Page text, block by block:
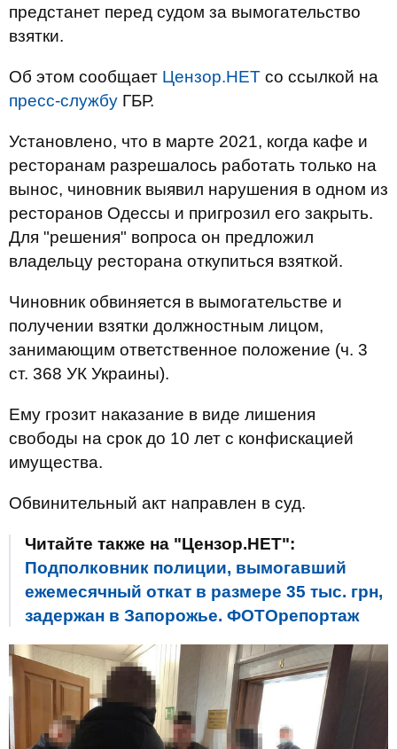
предстанет перед судом за вымогательство
взятки.
Об этом сообщает Цензор.НЕТ со ссылкой на
пресс-службу ГБР.
Установлено, что в марте 2021, когда кафе и
ресторанам разрешалось работать только на
вынос, чиновник выявил нарушения в одном из
ресторанов Одессы и пригрозил его закрыть.
Для "решения" вопроса он предложил
владельцу ресторана откупиться взяткой.
Чиновник обвиняется в вымогательстве и
получении взятки должностным лицом,
занимающим ответственное положение (ч. 3
ст. 368 УК Украины).
Ему грозит наказание в виде лишения
свободы на срок до 10 лет с конфискацией
имущества.
Обвинительный акт направлен в суд.
Читайте также на "Цензор.НЕТ":
Подполковник полиции, вымогавший
ежемесячный откат в размере 35 тыс. грн,
задержан в Запорожье. ФОТОрепортаж